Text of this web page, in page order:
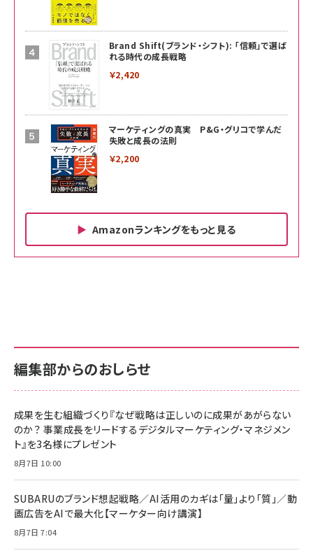
Brand Shift(ブランド・シフト): 「信頼」で選ば
れる時代の成長戦略
￥2,420
マーケティングの真実 P&G・グリコで学んだ
失敗と成長の法則
￥2,200
Amazonランキングをもっと見る
￥880
anan(アンアン)2026/06/24号 No.2500増刊
スペシャルエディション[王道エンタメの矜持／
￥1,100
anan(アンアン)2026/07/08号 No.2502[2026
￥880
ママ投資家が育休中に１億貯めた株式投資
サポート正規品 メーカー保証5年 KLMEA128G
NIMASO ガラスフィルム iPhone 17 用 保護フィ
すい ガイド枠付き いPhone17 (6.3インチ) 対応
2枚セット DSP25F1698
￥1,599
￥6,980
全ワイヤレスイヤホン/アクティブノイズキャンセリ
サポート正規品 メーカー保証5年 KLMEA128G
Amazon eギフトカード - Amazonロゴ - クラ
￥5,000
Anker PowerLine III Flow USB-C & USB-C
Pro/Air 各種対応 (1.8m ミッドナイトブラック)
￥1,890
編集部からのおしらせ
成果を生む組織づくり『なぜ戦略は正しいのに成果があがらない
のか？ 事業成長をリードするデジタルマーケティング・マネジメン
ト』を3名様にプレゼント
8月7日 10:00
SUBARUのブランド想起戦略／AI活用のカギは「量」より「質」／動
画広告をAIで最大化【マーケター向け講演】
8月7日 7:04